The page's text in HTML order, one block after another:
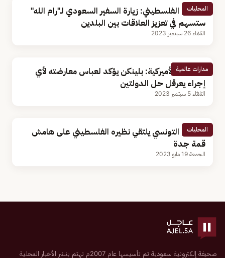
المحليات
الرئيس الفلسطيني: زيارة السفير السعودي لـ"رام الله"
ستسهم في تعزيز العلاقات بين البلدين
الثلاثاء 26 سبتمبر 2023
مدارات عالمية
الخارجية الأميركية: بلينكن يؤكد لعباس معارضته لأي
إجراء يعرقل حل الدولتين
الثلاثاء 5 سبتمبر 2023
المحليات
الرئيس التونسي يلتقي نظيره الفلسطيني على هامش
قمة جدة
الجمعة 19 مايو 2023
صحيفة إلكترونية سعودية تم تأسيسها عام 2007م تهتم بنشر الأخبار المحلية